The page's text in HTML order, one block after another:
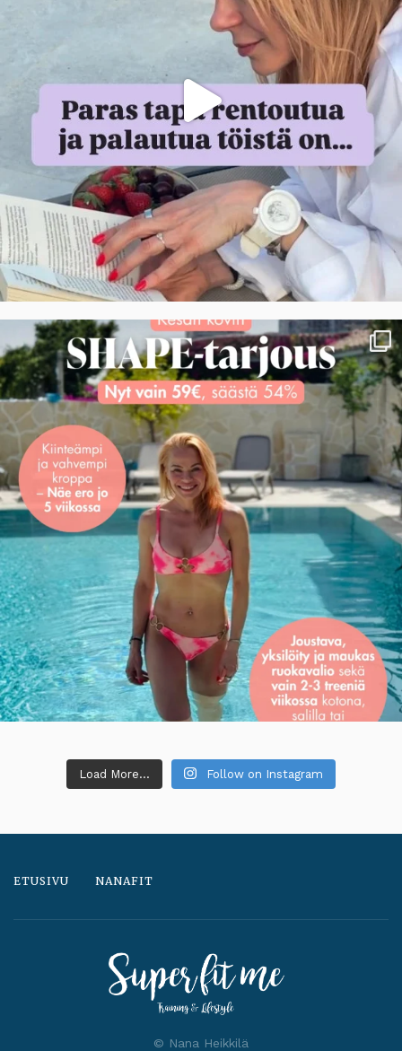
Load More... Follow on Instagram
ETUSIVU NANAFIT
© Nana Heikkilä